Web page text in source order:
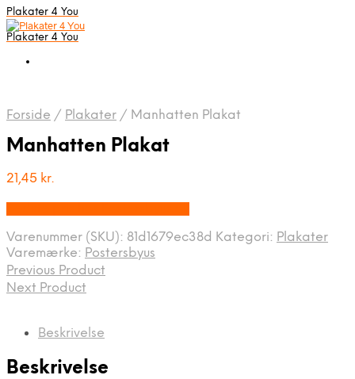
Plakater 4 You
Plakater 4 You
Forside / Plakater / Manhatten Plakat
Manhatten Plakat
21,45 kr.
Varenummer (SKU): 81d1679ec38d Kategori: Plakater
Varemærke: Postersbyus
Previous Product
Next Product
Beskrivelse
Beskrivelse